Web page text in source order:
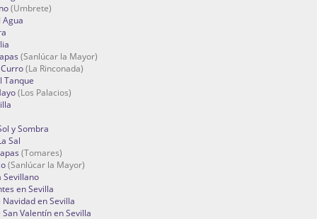
(Umbrete)
(Sanlúcar la Mayor)
(La Rinconada)
Tanque
(Los Palacios)
y Sombra
Sal
(Tomares)
(Sanlúcar la Mayor)
Sevillano
en Sevilla
Navidad en Sevilla
Valentín en Sevilla